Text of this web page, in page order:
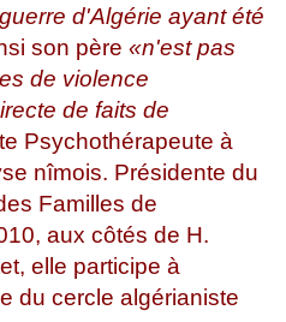
d'Algérie ayant été
son père «n'est pas
de violence
de faits de
Psychothérapeute à
nîmois. Présidente du
Familles de
aux côtés de H.
elle participe à
du cercle algérianiste